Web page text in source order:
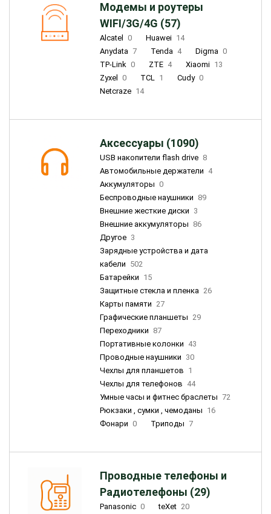
Модемы и роутеры
WIFI/3G/4G (57)
Alcatel 0 Huawei 14
Anydata 7 Tenda 4 Digma 0
TP-Link 0 ZTE 4 Xiaomi 13
Zyxel
0 TCL 1 Cudy 0
Netcraze 14
Аксессуары (1090)
USB накопители flash drive 8
Автомобильные держатели 4
Аккумуляторы 0
Беспроводные наушники 89
Внешние жесткие диски 3
Внешние аккумуляторы 86
Другое 3
Зарядные устройства и дата
кабели 502
Батарейки 15
Защитные стекла и пленка 26
Карты памяти 27
Графические планшеты 29
Переходники 87
Портативные колонки 43
Проводные наушники 30
Чехлы для планшетов 1
Чехлы для телефонов 44
Умные часы и фитнес браслеты 72
Рюкзаки , сумки , чемоданы 16
Фонари 0 Триподы 7
Проводные телефоны и
Радиотелефоны (29)
Panasonic 0 teXet 20